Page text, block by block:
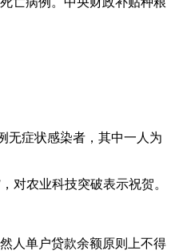
无症状感染者，其中一人为
对农业科技突破表示祝贺。
人单户贷款余额原则上不得